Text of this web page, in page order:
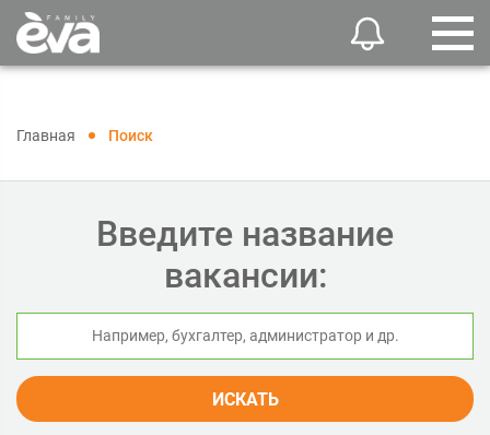
Главная Поиск
Введите название
вакансии:
ИСКАТЬ